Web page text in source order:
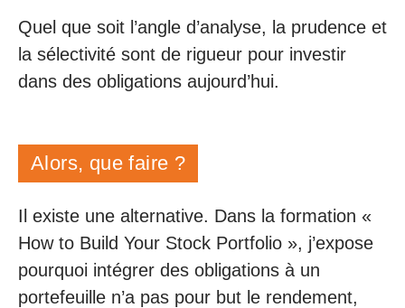
Quel que soit l’angle d’analyse, la prudence et
la sélectivité sont de rigueur pour investir
dans des obligations aujourd’hui.
Alors, que faire ?
Il existe une alternative. Dans la formation «
How to Build Your Stock Portfolio », j’expose
pourquoi intégrer des obligations à un
portefeuille n’a pas pour but le rendement,